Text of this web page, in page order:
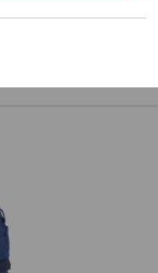
VYHLEDÁVAČ
Ve 3 krocích k